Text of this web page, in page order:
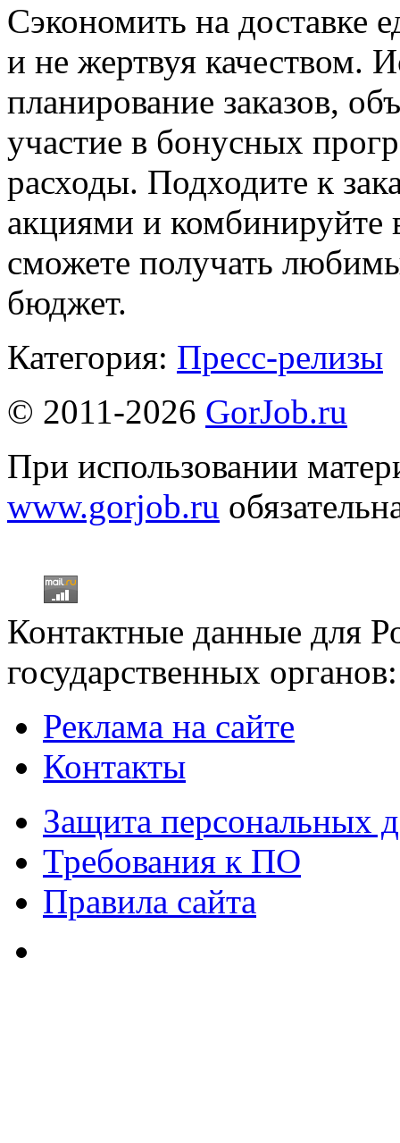
Сэкономить на доставке
и не жертвуя качеством.
планирование заказов,
участие в бонусных
расходы. Подходите к
акциями и
сможете получать
бюджет.
Категория: Пресс-релизы
© 2011-2026 GorJob.ru
При использовании
www.gorjob.ru
Контактные данные для
государственных
Реклама на сайте
Контакты
Защита персональных
Требования к ПО
Правила сайта